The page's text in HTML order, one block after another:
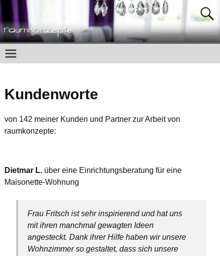
Kundenworte
von 142 meiner Kunden und Partner zur Arbeit von
raumkonzepte:
Dietmar L. über eine Einrichtungsberatung für eine
Maisonette-Wohnung
Frau Fritsch ist sehr inspirierend und hat uns
mit ihren manchmal gewagten Ideen
angesteckt. Dank ihrer Hilfe haben wir unsere
Wohnzimmer so gestaltet, dass sich unsere